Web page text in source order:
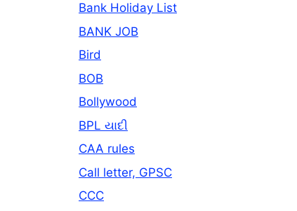
Bank Holiday List
BANK JOB
Bird
BOB
Bollywood
BPL યાદી
CAA rules
Call letter, GPSC
CCC